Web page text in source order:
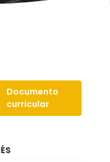
Documento
curricular